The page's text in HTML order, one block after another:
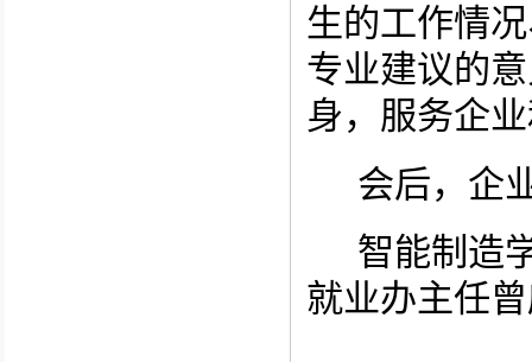
生的工作情
专业建议的
身，服务企
会后，企
智能制造
就业办主任